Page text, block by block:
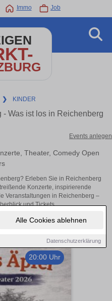
Alle Cookies ablehnen
Datenschutzerklärung
Immo Job
❯ KINDER
Was ist los in Reichenberg
Events anlegen
Theater, Comedy Open
Erleben Sie in Reichenberg
Konzerte, inspirierende
Veranstaltungen in Reichenberg –
und Tickets.
20:00 Uhr